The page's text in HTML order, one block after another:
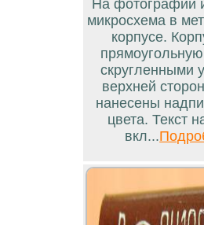
На фотографии
микросхема в
корпусе.
скругленными
верхней
нанесены
цвета. Текст
вкл...